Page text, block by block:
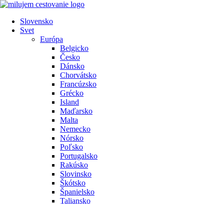
Preskočiť
obsah
Slovensko
Svet
Európa
Belgicko
Česko
Dánsko
Chorvátsko
Francúzsko
Grécko
Island
Maďarsko
Malta
Nemecko
Nórsko
Poľsko
Portugalsko
Rakúsko
Slovinsko
Škótsko
Španielsko
Taliansko